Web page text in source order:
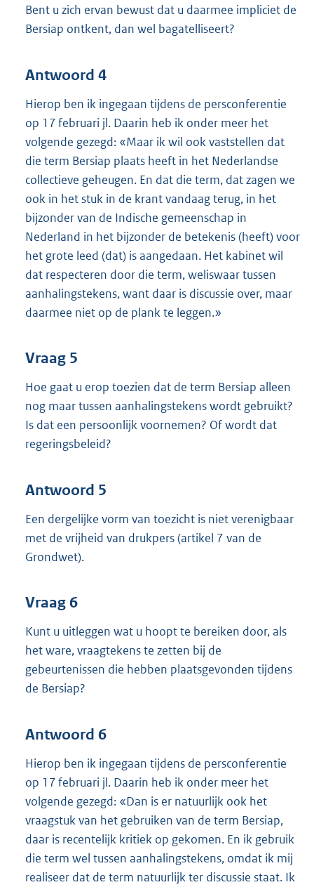
Bent u zich ervan bewust dat u daarmee impliciet de
Bersiap ontkent, dan wel bagatelliseert?
Antwoord 4
Hierop ben ik ingegaan tijdens de persconferentie
op 17 februari jl. Daarin heb ik onder meer het
volgende gezegd: «Maar ik wil ook vaststellen dat
die term Bersiap plaats heeft in het Nederlandse
collectieve geheugen. En dat die term, dat zagen we
ook in het stuk in de krant vandaag terug, in het
bijzonder van de Indische gemeenschap in
Nederland in het bijzonder de betekenis (heeft) voor
het grote leed (dat) is aangedaan. Het kabinet wil
dat respecteren door die term, weliswaar tussen
aanhalingstekens, want daar is discussie over, maar
daarmee niet op de plank te leggen.»
Vraag 5
Hoe gaat u erop toezien dat de term Bersiap alleen
nog maar tussen aanhalingstekens wordt gebruikt?
Is dat een persoonlijk voornemen? Of wordt dat
regeringsbeleid?
Antwoord 5
Een dergelijke vorm van toezicht is niet verenigbaar
met de vrijheid van drukpers (artikel 7 van de
Grondwet).
Vraag 6
Kunt u uitleggen wat u hoopt te bereiken door, als
het ware, vraagtekens te zetten bij de
gebeurtenissen die hebben plaatsgevonden tijdens
de Bersiap?
Antwoord 6
Hierop ben ik ingegaan tijdens de persconferentie
op 17 februari jl. Daarin heb ik onder meer het
volgende gezegd: «Dan is er natuurlijk ook het
vraagstuk van het gebruiken van de term Bersiap,
daar is recentelijk kritiek op gekomen. En ik gebruik
die term wel tussen aanhalingstekens, omdat ik mij
realiseer dat de term natuurlijk ter discussie staat. Ik